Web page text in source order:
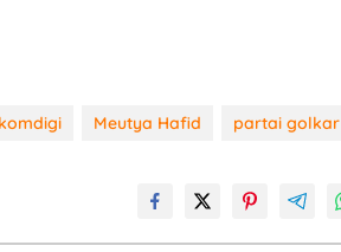
Meutya Hafid partai golkar